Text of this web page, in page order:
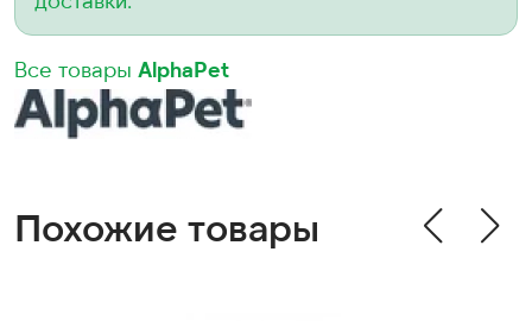
Все товары AlphaPet
Похожие товары